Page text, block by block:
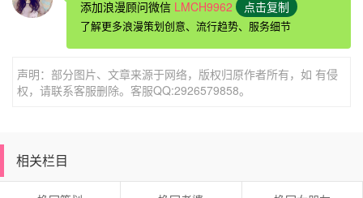
突然让你停止向他索取情绪价值或许有点难，但是想要成功
挽回爱情就要这样做。
因为你们是已经属于分手的状态了，对方也没有必要再给你
提供情绪价值了。再说如果你一直在向他索取情绪价值的
添加浪漫顾问微信 LMCH9962 点击复制
了解更多浪漫策划创意、流行趋势、服务细节
声明：部分图片、文章来源于网络，版权归原作者所有，如 有侵
权，请联系客服删除。客服QQ:2926579858。
相关栏目